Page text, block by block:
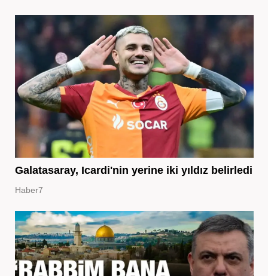
Galatasaray, Icardi'nin yerine iki yıldız belirledi
Haber7